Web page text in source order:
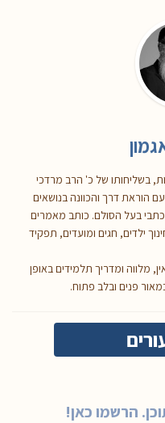
בשליחותו של כ' הרב מרדכי
הוראת דרך והכוונה בנושאים
בעל הסולם. כותב מאמרים
ילדים, חגים ומועדים, תפקיד
מלווה ומדריך תלמידים באופן
פנים ובלב פתוח.
הרשמו כאן!